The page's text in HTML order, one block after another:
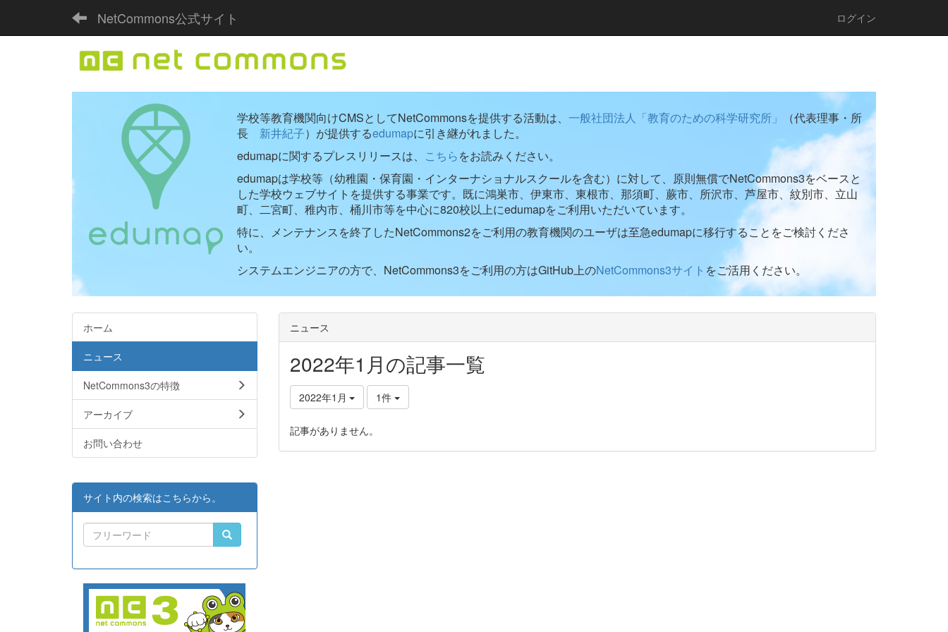
NetCommons公式サイト ログイン
学校等教育機関向けCMSとしてNetCommonsを提供する活動は、 一般社団法人「教育のための科学研究所」
（代表理事・所
長 新井紀子）が提供するedumapに引き継がれました。
edumapに関するプレスリリースは、 こちらをお読みください。
edumapは学校等（幼稚園・保育園・インターナショナルスクールを含む）に対して、原則無償でNetCommons3をベースと
した学校ウェブサイトを提供する事業です。既に鴻巣市、伊東市、東根市、那須町、蕨市、所沢市、芦屋市、紋別市、立山
町、二宮町、稚内市、桶川市等を中心に820校以上にedumapをご利用いただいています。
特に、メンテナンスを終了したNetCommons2をご利用の教育機関のユーザは至急edumapに移行することをご検討くださ
い。
システムエンジニアの方で、NetCommons3をご利用の方はGitHub上のNetCommons3サイト をご活用ください。
ニュース
2022年1月の記事一覧
2022年1月 1件
記事がありません。
ホーム
ニュース
NetCommons3の特徴
アーカイブ
お問い合わせ
サイト内の検索はこちらから。